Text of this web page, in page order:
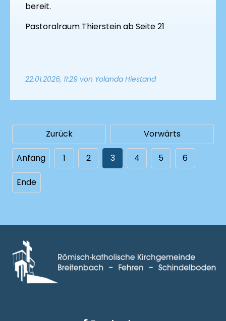
bereit.
Pastoralraum Thierstein ab Seite 21
22.01.2026, 11:29 von Yolanda Hiestand
Zurück Vorwärts
Anfang 1 2 3 4 5 6
Ende